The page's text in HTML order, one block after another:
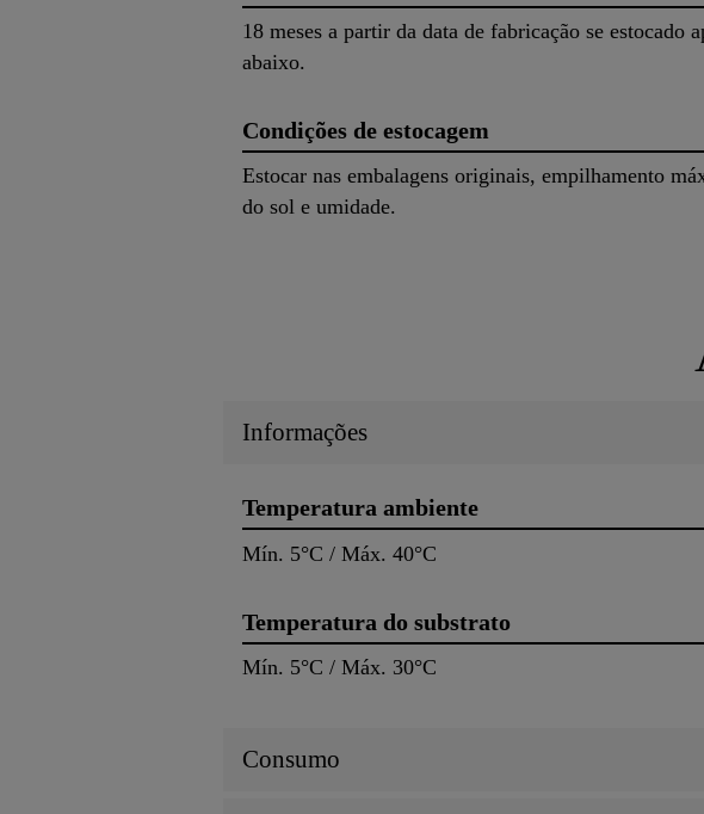
18 meses a partir da data de fabricação se estocado
abaixo.
Condições de estocagem
Estocar nas embalagens originais, empilhamento
do sol e umidade.
Informações
Temperatura ambiente
Mín. 5°C / Máx. 40°C
Temperatura do substrato
Mín. 5°C / Máx. 30°C
Consumo